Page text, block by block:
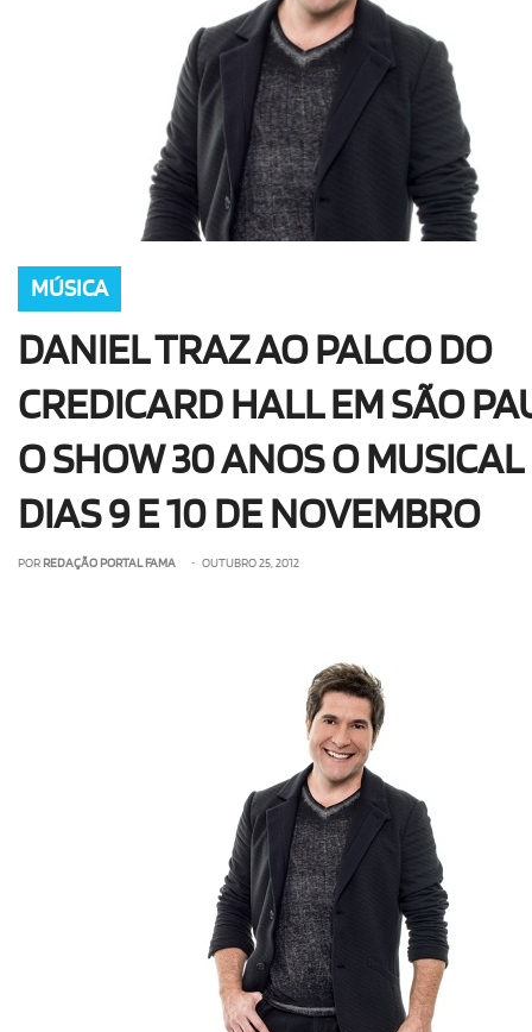
MÚSICA
DANIEL TRAZ AO PALCO DO
CREDICARD HALL EM SÃO
O SHOW 30 ANOS O MUSICAL
DIAS 9 E 10 DE NOVEMBRO
POR REDAÇÃO PORTAL FAMA • OUTUBRO 25, 2012